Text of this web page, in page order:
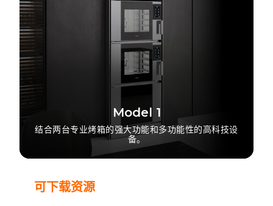
Model 1
结合两台专业烤箱的强大功能和多功能性的高科技设
备。
可下载资源